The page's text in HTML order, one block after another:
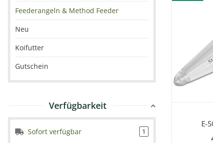
E-
Feederangeln & Method Feeder
Neu
Koifutter
Gutschein
Verfügbarkeit
Sofort verfügbar 1